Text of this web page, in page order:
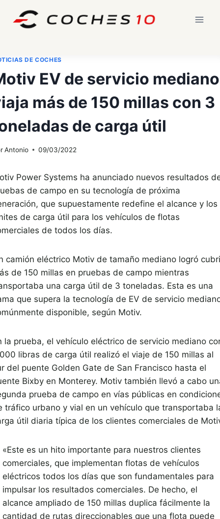
DE COCHES
EV de servicio mediano
más de 150 millas con 3
de carga útil
Antonio 09/03/2022
Power Systems ha anunciado nuevos resultados
de campo en su tecnología de próxima
que supuestamente redefine el alcance y los
de carga útil para los vehículos de flotas
de todos los días.
camión eléctrico Motiv de tamaño mediano logró
de 150 millas en pruebas de campo mientras
una carga útil de 3 toneladas. Esta es una
que supera la tecnología de EV de servicio
disponible, según Motiv.
la prueba, el vehículo eléctrico de servicio mediano
libras de carga útil realizó el viaje de 150 millas al
del puente Golden Gate de San Francisco hasta el
Bixby en Monterey. Motiv también llevó a cabo
prueba de campo en vías públicas en
tráfico urbano y vial en un vehículo que transportaba
útil diaria típica de los clientes comerciales de
«Este es un hito importante para nuestros clientes
comerciales, que implementan flotas de vehículos
eléctricos todos los días que son fundamentales para
impulsar los resultados comerciales. De hecho, el
alcance ampliado de 150 millas duplica fácilmente la
cantidad de rutas direccionables que una flota puede